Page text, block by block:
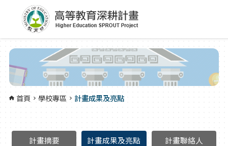
跳到主要內容區塊
首頁 學校專區 計畫成果及亮點
計畫摘要 計畫成果及亮點 計畫聯絡人